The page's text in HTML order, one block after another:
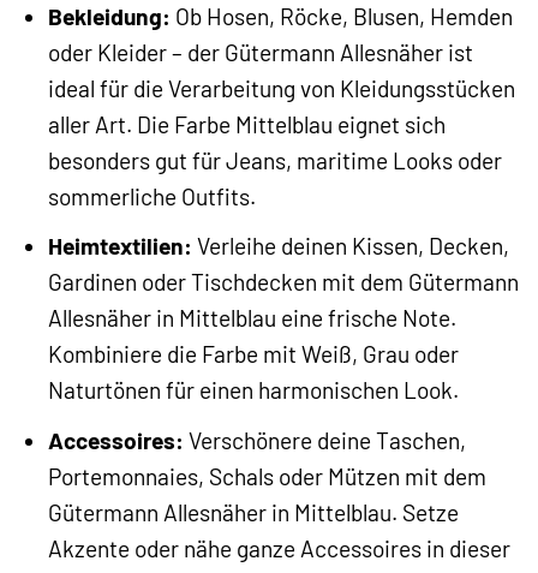
Bekleidung: Ob Hosen, Röcke, Blusen, Hemden
oder Kleider – der Gütermann Allesnäher ist
ideal für die Verarbeitung von Kleidungsstücken
aller Art. Die Farbe Mittelblau eignet sich
besonders gut für Jeans, maritime Looks oder
sommerliche Outfits.
Heimtextilien: Verleihe deinen Kissen, Decken,
Gardinen oder Tischdecken mit dem Gütermann
Allesnäher in Mittelblau eine frische Note.
Kombiniere die Farbe mit Weiß, Grau oder
Naturtönen für einen harmonischen Look.
Accessoires: Verschönere deine Taschen,
Portemonnaies, Schals oder Mützen mit dem
Gütermann Allesnäher in Mittelblau. Setze
Akzente oder nähe ganze Accessoires in dieser